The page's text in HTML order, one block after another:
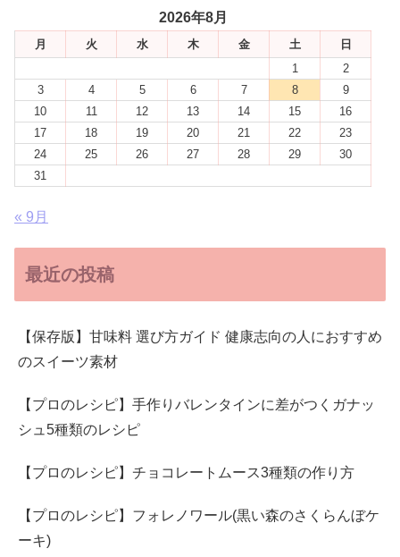
2026年8月
月 火 水 木 金 土
日
1
2
3
4 5 6 7 8
9
10
11 12 13 14 15
16
17
18 19 20 21 22
23
24
25 26 27 28 29
30
31
« 9月
最近の投稿
【保存版】甘味料 選び方ガイド 健康志向の人におすすめ
のスイーツ素材
【プロのレシピ】手作りバレンタインに差がつくガナッ
シュ5種類のレシピ
【プロのレシピ】チョコレートムース3種類の作り方
【プロのレシピ】フォレノワール(黒い森のさくらんぼケ
ーキ)